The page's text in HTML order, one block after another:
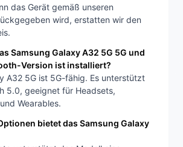
das Gerät gemäß unseren
wird, erstatten wir den
Samsung Galaxy A32 5G 5G und
Version ist installiert?
A32 5G ist 5G-fähig. Es unterstützt
5.0, geeignet für Headsets,
Wearables.
bietet das Samsung Galaxy